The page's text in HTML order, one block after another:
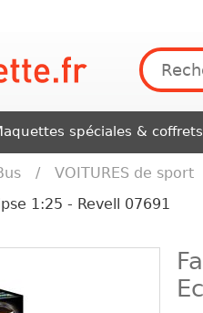
spéciales & coffrets
/ VOITURES de sport
1:25 - Revell 07691